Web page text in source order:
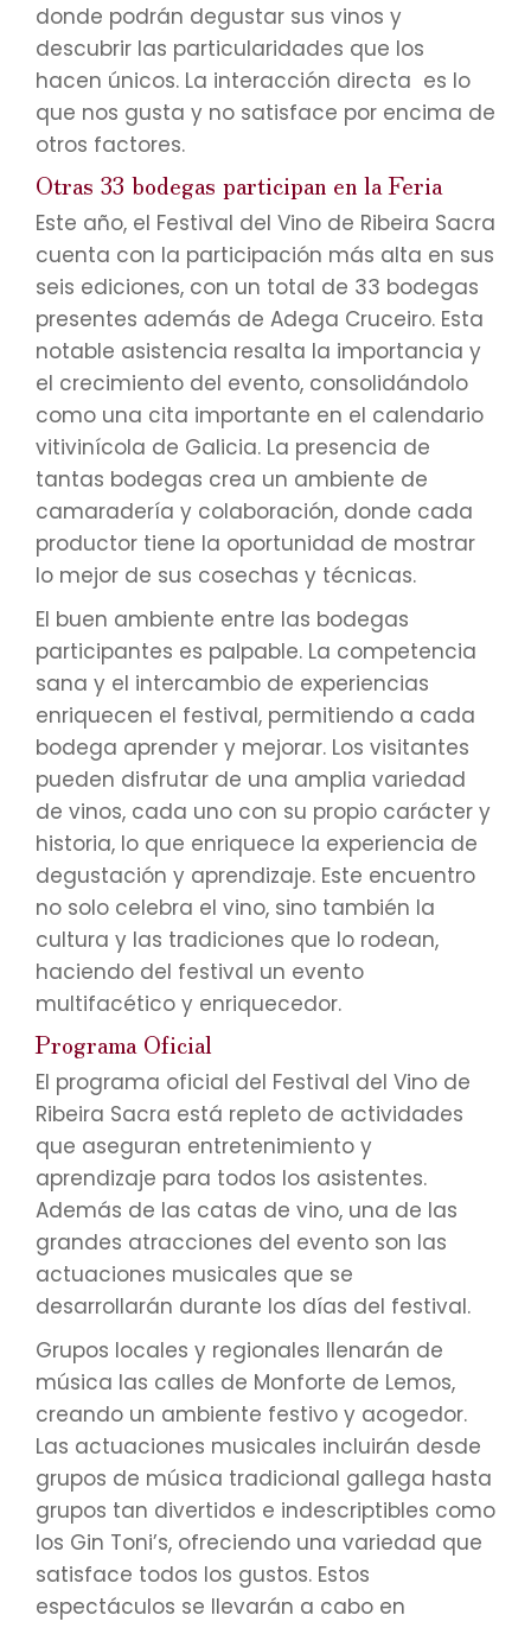
donde podrán degustar sus vinos y
descubrir las particularidades que los
hacen únicos. La interacción directa es lo
que nos gusta y no satisface por encima de
otros factores.
Otras 33 bodegas participan en la Feria
Este año, el Festival del Vino de Ribeira Sacra
cuenta con la participación más alta en sus
seis ediciones, con un total de 33 bodegas
presentes además de Adega Cruceiro. Esta
notable asistencia resalta la importancia y
el crecimiento del evento, consolidándolo
como una cita importante en el calendario
vitivinícola de Galicia. La presencia de
tantas bodegas crea un ambiente de
camaradería y colaboración, donde cada
productor tiene la oportunidad de mostrar
lo mejor de sus cosechas y técnicas.
El buen ambiente entre las bodegas
participantes es palpable. La competencia
sana y el intercambio de experiencias
enriquecen el festival, permitiendo a cada
bodega aprender y mejorar. Los visitantes
pueden disfrutar de una amplia variedad
de vinos, cada uno con su propio carácter y
historia, lo que enriquece la experiencia de
degustación y aprendizaje. Este encuentro
no solo celebra el vino, sino también la
cultura y las tradiciones que lo rodean,
haciendo del festival un evento
multifacético y enriquecedor.
Programa Oficial
El programa oficial del Festival del Vino de
Ribeira Sacra está repleto de actividades
que aseguran entretenimiento y
aprendizaje para todos los asistentes.
Además de las catas de vino, una de las
grandes atracciones del evento son las
actuaciones musicales que se
desarrollarán durante los días del festival.
Grupos locales y regionales llenarán de
música las calles de Monforte de Lemos,
creando un ambiente festivo y acogedor.
Las actuaciones musicales incluirán desde
grupos de música tradicional gallega hasta
grupos tan divertidos e indescriptibles como
los Gin Toni’s, ofreciendo una variedad que
satisface todos los gustos. Estos
espectáculos se llevarán a cabo en